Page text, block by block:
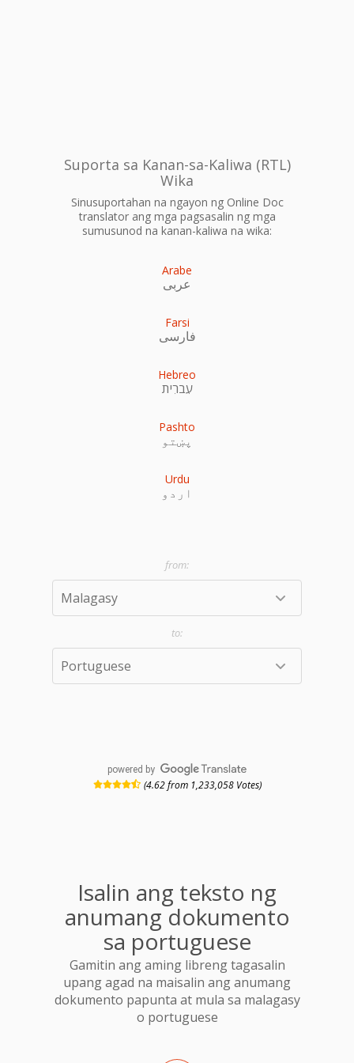
Suporta sa Kanan-sa-Kaliwa (RTL)
Wika
Sinusuportahan na ngayon ng Online Doc
translator ang mga pagsasalin ng mga
sumusunod na kanan-kaliwa na wika:
Arabe
عربى
Farsi
فارسی
Hebreo
עִברִית
Pashto
پښتو
Urdu
اردو
powered by
(4.62 from 1,233,058 Votes)
Isalin ang teksto ng
anumang dokumento
sa portuguese
Gamitin ang aming libreng tagasalin
upang agad na maisalin ang anumang
dokumento papunta at mula sa malagasy
o portuguese